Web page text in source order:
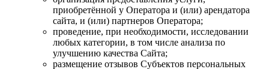
приобретённой у Оператора и (или) арендатора
сайта, и (или) партнеров Оператора;
проведение, при необходимости, исследовании
любых категории, в том числе анализа по
улучшению качества Сайта;
размещение отзывов Субъектов персональных